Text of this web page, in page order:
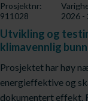
Prosjektnr:
911028
2026 -
Utvikling og
klimavennlig
Prosjektet har høy
energieffektive og
dokumentert effekt.